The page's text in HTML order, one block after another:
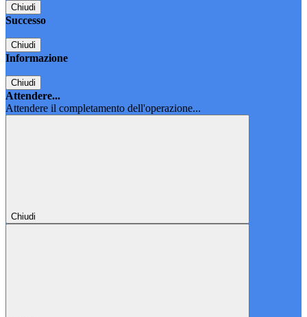
Chiudi
Successo
Chiudi
Informazione
Chiudi
Attendere...
Attendere il completamento dell'operazione...
Chiudi